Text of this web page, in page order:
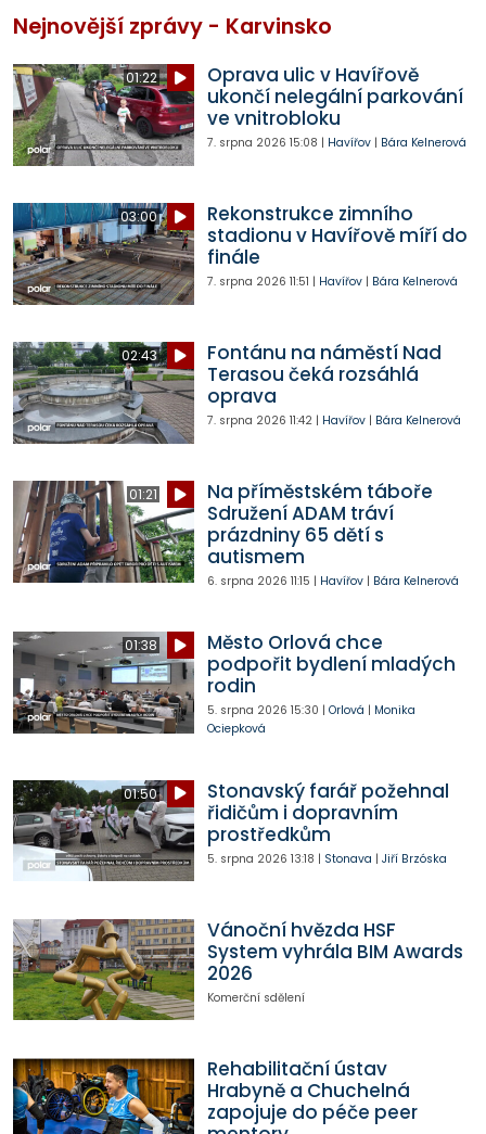
Nejnovější zprávy - Karvinsko
01:22
Oprava ulic v Havířově
ukončí nelegální parkování
ve vnitrobloku
7. srpna 2026 15:08 | Havířov| Bára Kelnerová
03:00
Rekonstrukce zimního
stadionu v Havířově míří do
finále
7. srpna 2026 11:51 | Havířov| Bára Kelnerová
02:43
Fontánu na náměstí Nad
Terasou čeká rozsáhlá
oprava
7. srpna 2026 11:42| Havířov| Bára Kelnerová
01:21
Na příměstském táboře
Sdružení ADAM tráví
prázdniny 65 dětí s
autismem
6. srpna 2026 11:15 | Havířov| Bára Kelnerová
01:38
Město Orlová chce
podpořit bydlení mladých
rodin
5. srpna 2026 15:30 | Orlová | Monika
Ociepková
01:50
Stonavský farář požehnal
řidičům i dopravním
prostředkům
5. srpna 2026 13:18 | Stonava | Jiří Brzóska
Vánoční hvězda HSF
System vyhrála BIM Awards
2026
Komerční sdělení
Rehabilitační ústav
Hrabyně a Chuchelná
zapojuje do péče peer